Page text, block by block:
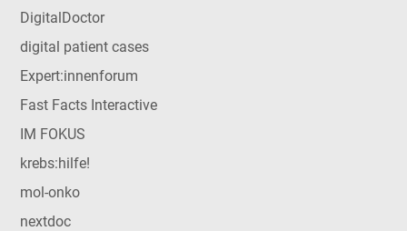
DigitalDoctor
digital patient cases
Expert:innenforum
Fast Facts Interactive
IM FOKUS
krebs:hilfe!
mol-onko
nextdoc